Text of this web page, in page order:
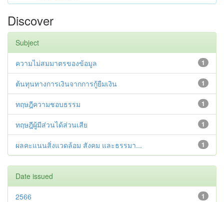
Discover
Subject
1
ความไม่สมมาตรของข้อมูล
1
ต้นทุนทางการเงินจากการกู้ยืมเงิน
1
ทฤษฎีความชอบธรรม
1
ทฤษฎีผู้มีส่วนได้ส่วนเสีย
1
ผลคะแนนสิ่งแวดล้อม สังคม และธรรมา...
Date issued
1
2566